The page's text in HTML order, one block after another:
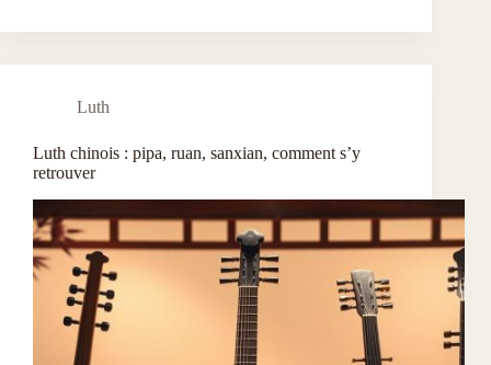
Luth
Luth chinois : pipa, ruan, sanxian, comment s’y
retrouver